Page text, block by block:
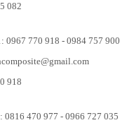
082
0967 770 918 - 0984 757 900
918
0816 470 977 - 0966 727 035